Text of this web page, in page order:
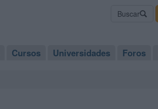
Buscar
Cursos Universidades Foros